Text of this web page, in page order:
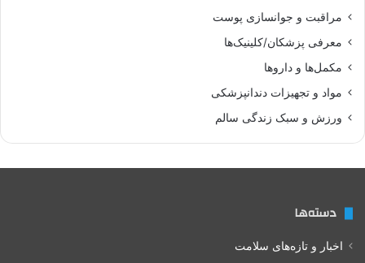
مراقبت و جوانسازی پوست
معرفی پزشکان/کلینیک‌ها
مکمل‌ها و داروها
مواد و تجهیزات دندانپزشکی
ورزش و سبک زندگی سالم
دسته‌ها
اخبار و تازه‌های سلامت